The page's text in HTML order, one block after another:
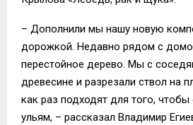
– Дополнили мы нашу новую
дорожкой. Недавно рядом с
перестойное дерево. Мы с
древесине и разрезали ствол на
как раз подходят для того,
ульям, – рассказал Владимир